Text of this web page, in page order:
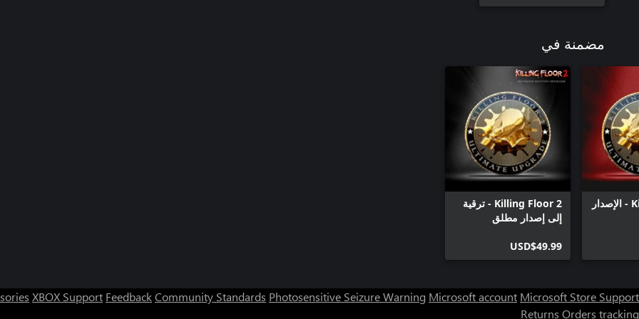
مضمنة في
Killing Floor 2 - الإصدار
Killing Floor 2 - ترقية
إلى إصدار مطلق
USD$49.99
XBOX Support FeedbackCommunity Standards Photosensitive Seizure Warning Microsoft account Microsoft Store Support
Returns Orders tracking